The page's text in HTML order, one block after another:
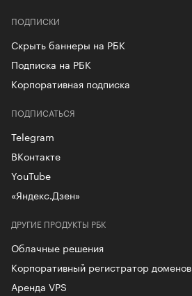
ПОДПИСКИ
Скрыть баннеры на РБК
Подписка на РБК
Корпоративная подписка
ДРУГИЕ ПРОДУКТЫ РБК
Облачные решения
Корпоративный регистратор доменов
Аренда VPS
ПОДПИСАТЬСЯ
Telegram
ВКонтакте
YouTube
«Яндекс.Дзен»